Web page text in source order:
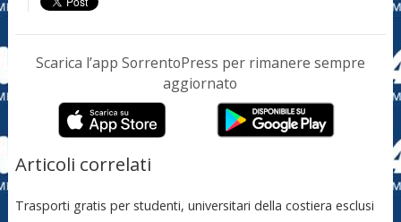
Scarica l’app SorrentoPress per rimanere sempre
aggiornato
Articoli correlati
Trasporti gratis per studenti, universitari della costiera esclusi